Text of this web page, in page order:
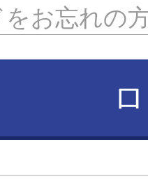
お忘れの